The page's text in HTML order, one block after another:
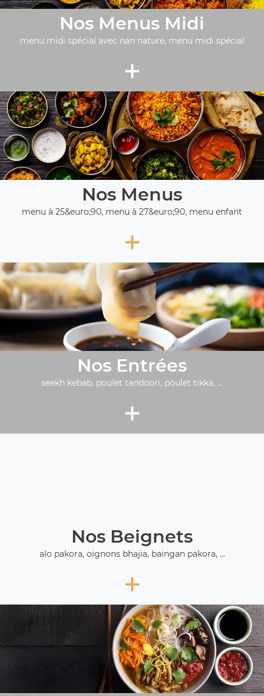
Nos Menus Midi
menu midi spécial avec nan nature, menu midi spécial
+
Nos Menus
menu à 25&euro;90, menu à 27&euro;90, menu enfant
+
Nos Entrées
seekh kebab, poulet tandoori, poulet tikka, ...
+
Nos Beignets
alo pakora, oignons bhajia, baingan pakora, ...
+